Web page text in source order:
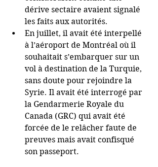
dérive sectaire avaient signalé
les faits aux autorités.
En juillet, il avait été interpellé
à l’aéroport de Montréal où il
souhaitait s’embarquer sur un
vol à destination de la Turquie,
sans doute pour rejoindre la
Syrie. Il avait été interrogé par
la Gendarmerie Royale du
Canada (GRC) qui avait été
forcée de le relâcher faute de
preuves mais avait confisqué
son passeport.